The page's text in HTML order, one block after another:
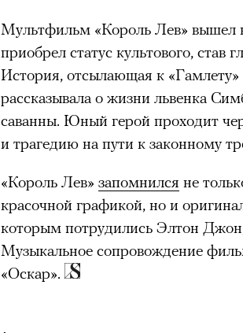
Мультфильм «Король Лев» вышел
приобрел статус культового, став
История, отсылающая к
рассказывала о жизни львенка
саванны. Юный герой проходит
и трагедию на пути к законному
«Король Лев» запомнился не
красочной графикой, но и
которым потрудились Элтон
Музыкальное сопровождение
«Оскар».